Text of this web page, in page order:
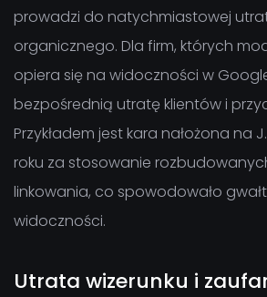
prowadzi do natychmiastowej
organicznego. Dla firm, których
opiera się na widoczności w
bezpośrednią utratę klientów i
Przykładem jest kara nałożona na
roku za stosowanie
linkowania, co spowodowało
widoczności.
Utrata wizerunku i